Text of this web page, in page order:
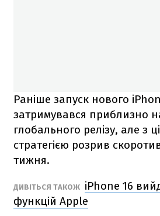
Раніше запуск нового
затримувався приблизно
глобального релізу, але з
стратегією розрив
тижня.
ДИВІТЬСЯ ТАКОЖ iPhone 16
функцій Apple